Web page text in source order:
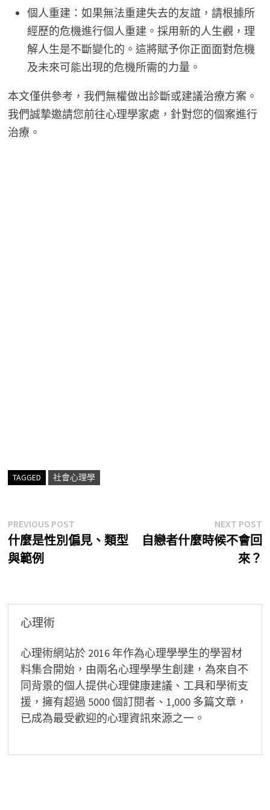
個人重建：如果無法重建失去的友誼，請根據所
經歷的危機進行個人重建。採用新的人生觀，理
解人生是不斷變化的。這將賦予你正面面對危機
及未來可能出現的危機所需的力量。
本文僅供參考，我們無權做出診斷或建議治療方案。
我們誠摯邀請您前往心理學家處，針對您的個案進行
治療。
TAGGED 社會心理學
文
章
PREVIOUS POSTPrevious
post:
什麼是性別偏見、類型
與範例
NEXT POST
自戀者什麼時候不會回
來？
心理術
心理術網站於 2016 年作為心理學學生的學習材
料集合開始，由兩名心理學學生創建，為來自不
同背景的個人提供心理健康建議、工具和學術支
援，擁有超過 5000 個訂閱者、1,000 多篇文章，
已成為最受歡迎的心理資訊來源之一。